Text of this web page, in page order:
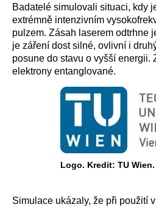
Badatelé simulovali situaci, kdy
extrémně intenzivním
pulzem. Zásah laserem odtrhne
je záření dost silné, ovlivní i
posune do stavu o vyšší energii.
elektrony entanglované.
Logo. Kredit: TU Wien.
Simulace ukázaly, že při použití